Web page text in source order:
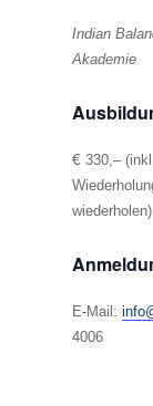
Indian
Akademie
€ 330,–
wiederholen)
E-Mail:
4006